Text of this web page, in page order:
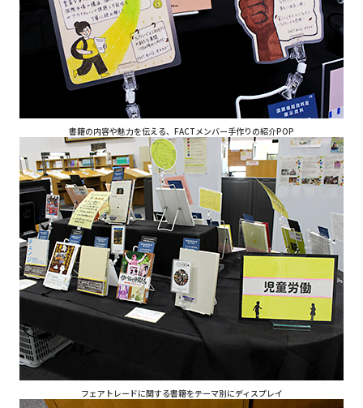
書籍の内容や魅力を伝える、FACTメンバー手作りの紹介POP
フェアトレードに関する書籍をテーマ別にディスプレイ